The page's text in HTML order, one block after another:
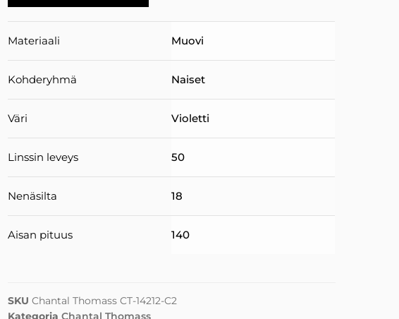
Materiaali Muovi
Kohderyhmä Naiset
Väri Violetti
Linssin leveys 50
Nenäsilta 18
Aisan pituus 140
SKUChantal Thomass CT-14212-C2
Kategoria Chantal Thomass